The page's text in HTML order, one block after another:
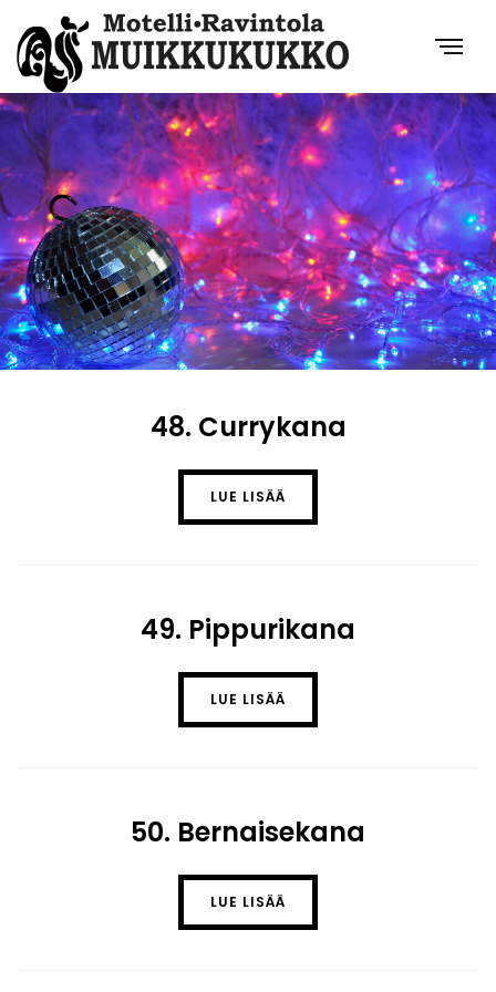
48. Currykana
LUE LISÄÄ
49. Pippurikana
LUE LISÄÄ
50. Bernaisekana
LUE LISÄÄ